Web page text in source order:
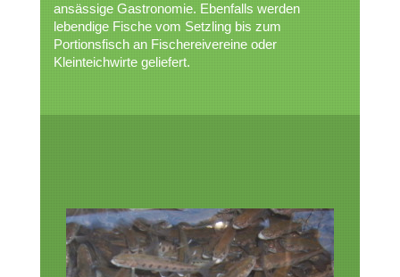
ansässige Gastronomie. Ebenfalls werden
lebendige Fische vom Setzling bis zum
Portionsfisch an Fischereivereine oder
Kleinteichwirte geliefert.